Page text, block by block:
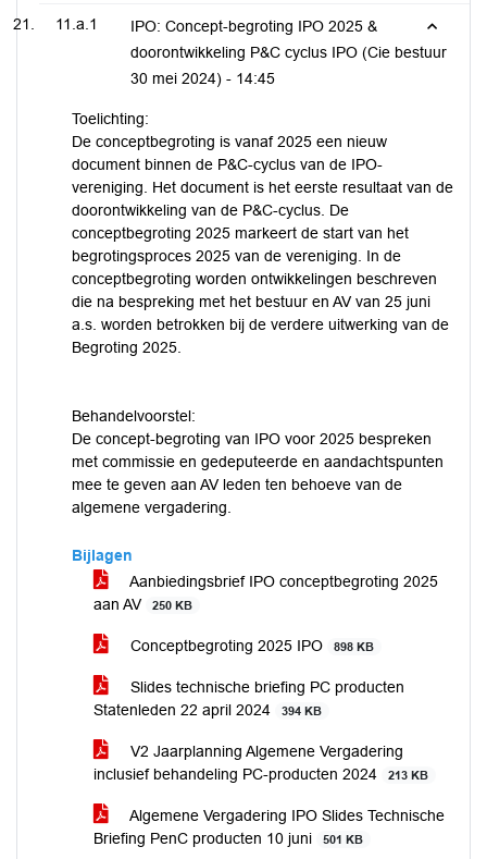
11.a.1
IPO: Concept-begroting IPO 2025 &
doorontwikkeling P&C cyclus IPO (Cie bestuur
30 mei 2024) - 14:45
Toelichting:
De conceptbegroting is vanaf 2025 een nieuw
document binnen de P&C-cyclus van de IPO-
vereniging. Het document is het eerste resultaat van de
doorontwikkeling van de P&C-cyclus. De
conceptbegroting 2025 markeert de start van het
begrotingsproces 2025 van de vereniging. In de
conceptbegroting worden ontwikkelingen beschreven
die na bespreking met het bestuur en AV van 25 juni
a.s. worden betrokken bij de verdere uitwerking van de
Begroting 2025.
Behandelvoorstel:
De concept-begroting van IPO voor 2025 bespreken
met commissie en gedeputeerde en aandachtspunten
mee te geven aan AV leden ten behoeve van de
algemene vergadering.
Bijlagen
Aanbiedingsbrief IPO conceptbegroting 2025
aan AV
250 KB
Conceptbegroting 2025 IPO 898 KB
Slides technische briefing PC producten
Statenleden 22 april 2024
394 KB
V2 Jaarplanning Algemene Vergadering
inclusief behandeling PC-producten 2024
213 KB
Algemene Vergadering IPO Slides Technische
Briefing PenC producten 10 juni
501 KB